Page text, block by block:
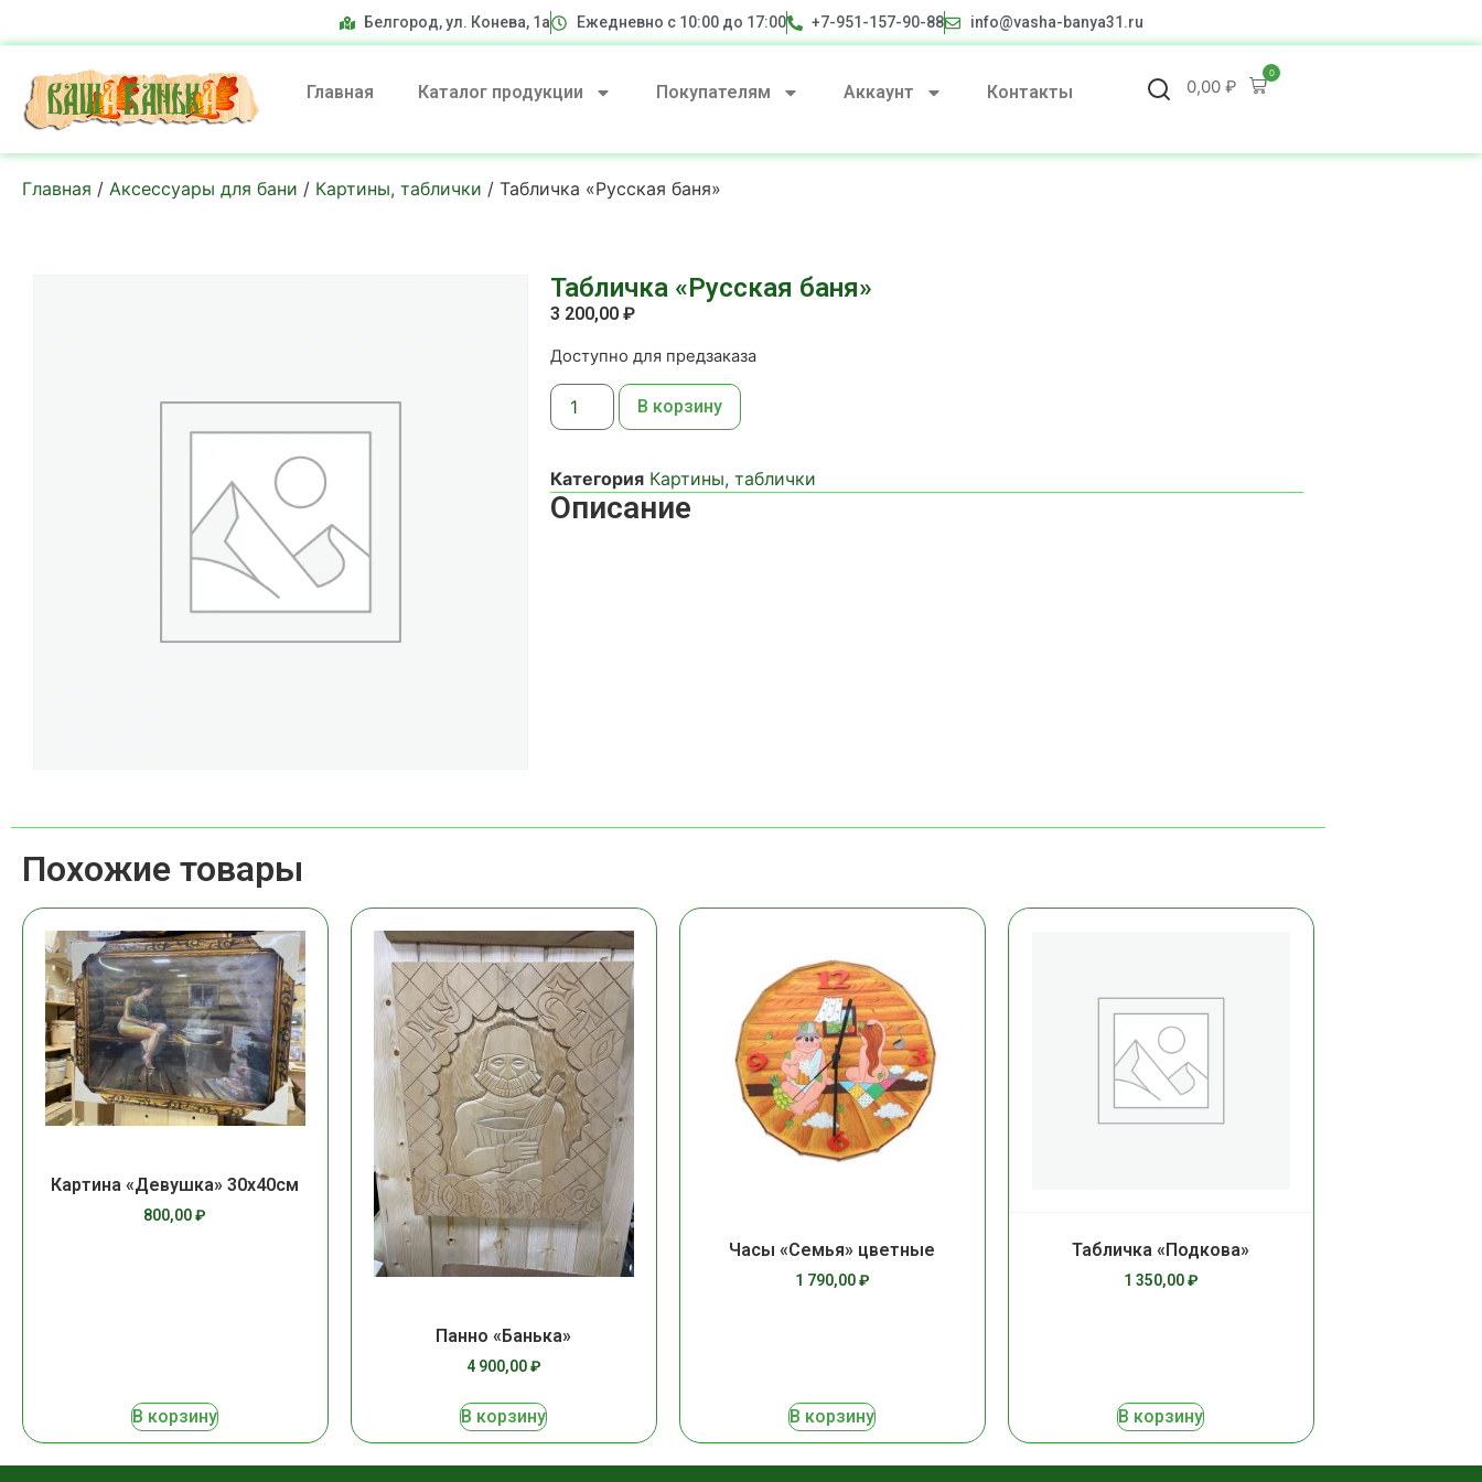
Белгород, ул. Конева, 1а Ежедневно с 10:00 до 17:00 +7-951-157-90-88 info@vasha-banya31.ru
Главная Каталог продукции Покупателям Аккаунт Контакты 0,00₽
0
Главная / Аксессуары для бани / Картины, таблички / Табличка «Русская баня»
Табличка «Русская баня»
3 200,00 ₽
Доступно для предзаказа
В корзину
Категория Картины, таблички
Описание
Похожие товары
Картина «Девушка» 30х40см
800,00₽
В корзину
Панно «Банька»
4 900,00₽
В корзину
Часы «Семья» цветные
1 790,00₽
В корзину
Табличка «Подкова»
1 350,00₽
В корзину